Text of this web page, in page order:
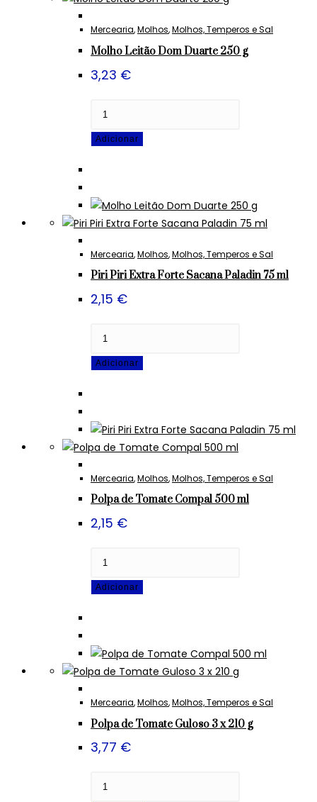
500
g
Mercearia,Molhos,Molhos, Temperos e Sal
Molho Leitão Dom Duarte 250 g
3,23 €
Molho
Duarte
250
g
Adicionar
Mercearia,Molhos,Molhos, Temperos e Sal
Piri Piri Extra Forte Sacana Paladin 75 ml
2,15 €
Piri
Forte
Sacana
Paladin
75
ml
Adicionar
Mercearia,Molhos,Molhos, Temperos e Sal
Polpa de Tomate Compal 500 ml
2,15 €
Quantidade
Polpa
Compal
500
ml
Adicionar
Mercearia,Molhos,Molhos, Temperos e Sal
Polpa de Tomate Guloso 3 x 210 g
3,77 €
Quantidade